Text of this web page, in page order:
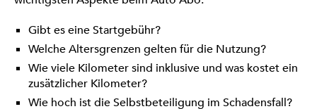
Gibt es eine Startgebühr?
Welche Altersgrenzen gelten für die Nutzung?
Wie viele Kilometer sind inklusive und was kostet ein
zusätzlicher Kilometer?
Wie hoch ist die Selbstbeteiligung im Schadensfall?